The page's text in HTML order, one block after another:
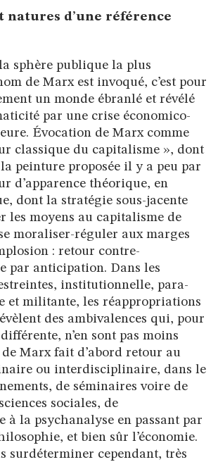
natures d’une référence
sphère publique la plus
de Marx est invoqué, c’est pour
un monde ébranlé et révélé
par une crise économico-
Évocation de Marx comme
classique du capitalisme », dont
peinture proposée il y a peu par
d’apparence théorique, en
dont la stratégie sous-jacente
les moyens au capitalisme de
moraliser-réguler aux marges
: retour contre-
par anticipation. Dans les
institutionnelle, para-
et militante, les réappropriations
des ambivalences qui, pour
n’en sont pas moins
Marx fait d’abord retour au
ou interdisciplinaire, dans le
de séminaires voire de
sociales, de
à la psychanalyse en passant par
et bien sûr l’économie.
surdéterminer cependant, très